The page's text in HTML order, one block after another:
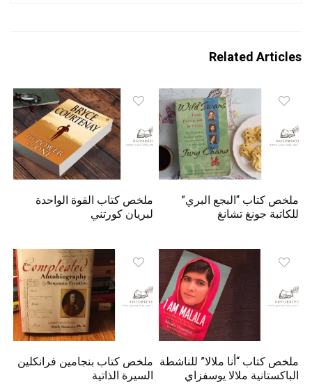
Related Articles
ملخص كتاب “البجع البري”
للكاتبة جونغ تشانغ
ملخص كتاب القوة الواحدة
لبريان كورتني
ملخص كتاب “أنا ملالا” للناشطة
الباكستانية ملالا يوسفزاي
ملخص كتاب بنجامين فرانكلين
السيرة الذاتية